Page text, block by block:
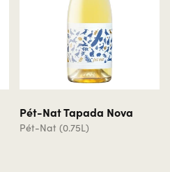
Pét-Nat Tapada Nova
Pét-Nat (0.75L)